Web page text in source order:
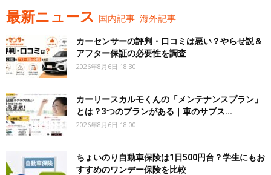
最新ニュース 国内記事 海外記事
カーセンサーの評判・口コミは悪い？やらせ説＆
アフター保証の必要性を調査
2026年8月6日 18:30
カーリースカルモくんの「メンテナンスプラン」
とは？3つのプランがある｜車のサブス...
2026年8月6日 18:00
ちょいのり自動車保険は1日500円台？学生にもお
すすめのワンデー保険を比較